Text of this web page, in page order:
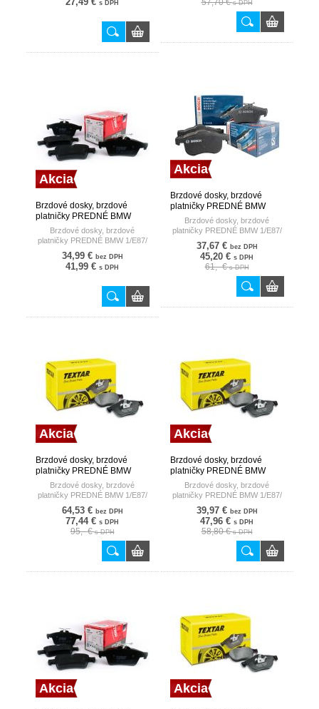
s DPH 57,70 €s DPH
Akcia
Brzdové dosky, brzdové
platničky PREDNÉ BMW
1/E87/ 120D 04- TRW
Brzdové dosky, brzdové
platničky PREDNÉ BMW 1/E87/
120D 04-
34,99 € bez DPH
41,99 € s DPH
Akcia
Brzdové dosky, brzdové
platničky PREDNÉ BMW
1/E87/ 130I 05- BOSCH
Brzdové dosky, brzdové
platničky PREDNÉ BMW 1/E87/
130I 05-
37,67 € bez DPH
45,20 € s DPH
61,- €s DPH
Akcia
Brzdové dosky, brzdové
platničky PREDNÉ BMW
1/E87/ 130I 05- EPAD
TEXTAR
Brzdové dosky, brzdové
platničky PREDNÉ BMW 1/E87/
130I 05- EPAD
64,53 € bez DPH
77,44 € s DPH
95,- €s DPH
Akcia
Brzdové dosky, brzdové
platničky PREDNÉ BMW
1/E87/ 130I 05- TEXTAR
Brzdové dosky, brzdové
platničky PREDNÉ BMW 1/E87/
130I 05-
39,97 € bez DPH
47,96 € s DPH
58,80 €s DPH
Akcia Akcia